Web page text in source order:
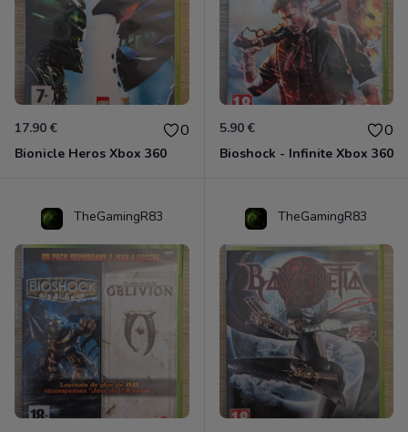
17.90 € 0
Bionicle Heros Xbox 360
5.90 € 0
Bioshock - Infinite Xbox 360
TheGamingR83 TheGamingR83